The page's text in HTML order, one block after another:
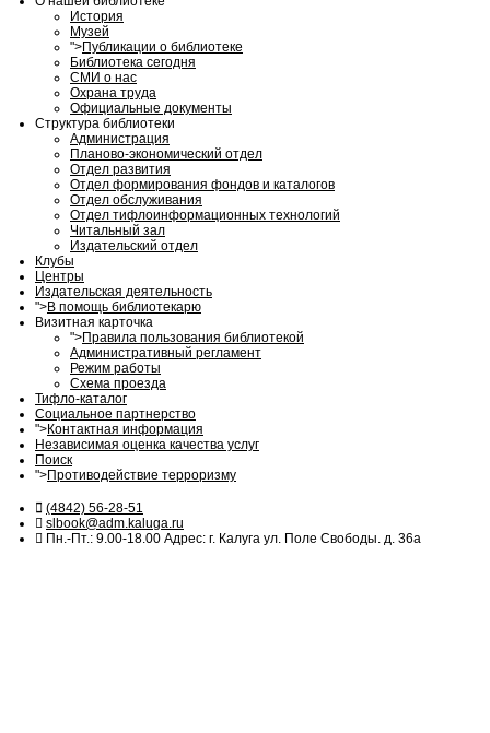
История
Музей
">Публикации о библиотеке
Библиотека сегодня
СМИ о нас
Охрана труда
Официальные документы
Структура библиотеки
Администрация
Планово-экономический отдел
Отдел развития
Отдел формирования фондов и каталогов
Отдел обслуживания
Отдел тифлоинформационных технологий
Читальный зал
Издательский отдел
Клубы
Центры
Издательская деятельность
">В помощь библиотекарю
Визитная карточка
">Правила пользования библиотекой
Административный регламент
Режим работы
Схема проезда
Тифло-каталог
Социальное партнерство
">Контактная информация
Независимая оценка качества услуг
Поиск
">Противодействие терроризму
(4842) 56-28-51
slbook@adm.kaluga.ru
Пн.-Пт.: 9.00-18.00 Адрес: г. Калуга ул. Поле Свободы. д. 36а